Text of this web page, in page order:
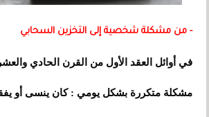
- من مشكلة شخصية إلى التخزين السحابي
في أوائل العقد الأول من القرن الحادي
مشكلة متكررة بشكل يومي : كان ينسى أو